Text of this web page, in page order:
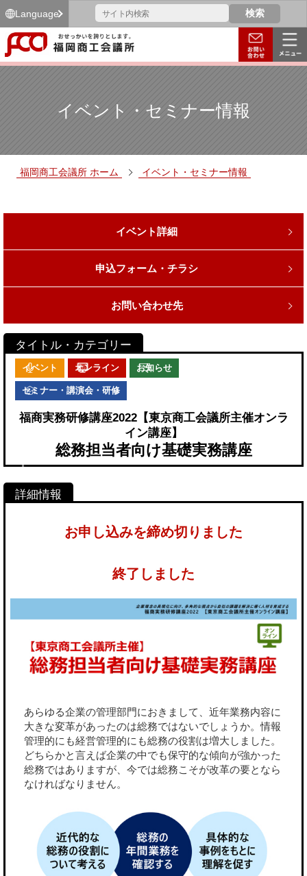
Language
イベント・セミナー情報
福岡商工会議所 ホーム イベント・セミナー情報
イベント詳細
申込フォーム・チラシ
お問い合わせ先
イベント オンライン お知らせ
セミナー・講演会・研修
福商実務研修講座2022【東京商工会議所主催オンラ
イン講座】
総務担当者向け基礎実務講座
お申し込みを締め切りました
終了しました
あらゆる企業の管理部門におきまして、近年業務内容に
大きな変革があったのは総務ではないでしょうか。情報
管理的にも経営管理的にも総務の役割は増大しました。
どちらかと言えば企業の中でも保守的な傾向が強かった
総務ではありますが、今では総務こそが改革の要となら
なければなりません。